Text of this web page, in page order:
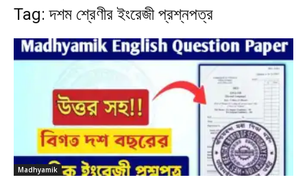
Tag: দশম শ্রেণীর ইংরেজী প্রশ্নপত্র
Madhyamik